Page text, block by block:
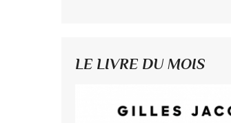
LE LIVRE DU MOIS